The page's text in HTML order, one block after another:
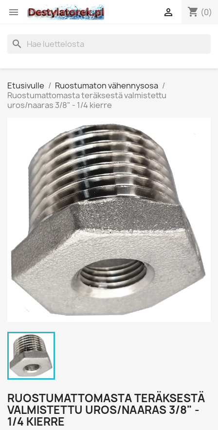
 shopping_cart (0)

search
Etusivulle
Ruostumaton vähennysosa
Ruostumattomasta teräksestä valmistettu
uros/naaras 3/8" - 1/4 kierre
RUOSTUMATTOMASTA TERÄKSESTÄ
VALMISTETTU UROS/NAARAS 3/8" -
1/4 KIERRE